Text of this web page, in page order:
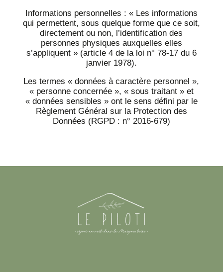
Informations personnelles : « Les informations
qui permettent, sous quelque forme que ce soit,
directement ou non, l’identification des
personnes physiques auxquelles elles
s’appliquent » (article 4 de la loi n° 78-17 du 6
janvier 1978).
Les termes « données à caractère personnel »,
« personne concernée », « sous traitant » et
« données sensibles » ont le sens défini par le
Règlement Général sur la Protection des
Données (RGPD : n° 2016-679)